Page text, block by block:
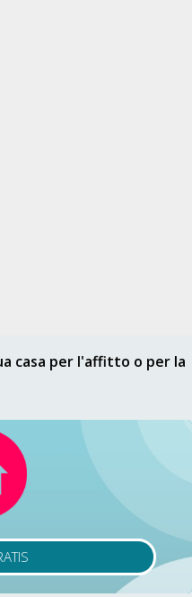
casa per l'affitto o per la